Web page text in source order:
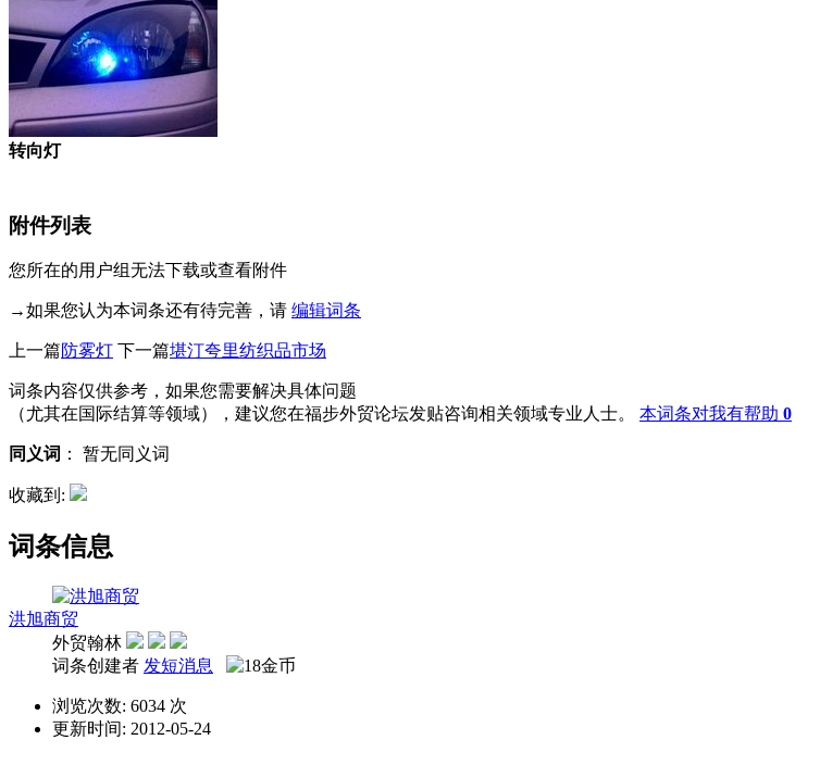
转向灯
附件列表
您所在的用户组无法下载或查看附件
→如果您认为本词条还有待完善，请 编辑词条
上一篇防雾灯 下一篇堪汀夸里纺织品市场
词条内容仅供参考，如果您需要解决具体问题
（尤其在国际结算等领域），建议您在福步外贸论坛发贴咨询相关领域专业人士。
本词条对我有帮助 0
同义词 ： 暂无同义词
收藏到:
词条信息
洪旭商贸
外贸翰林
词条创建者 发短消息
浏览次数: 6034 次
更新时间: 2012-05-24